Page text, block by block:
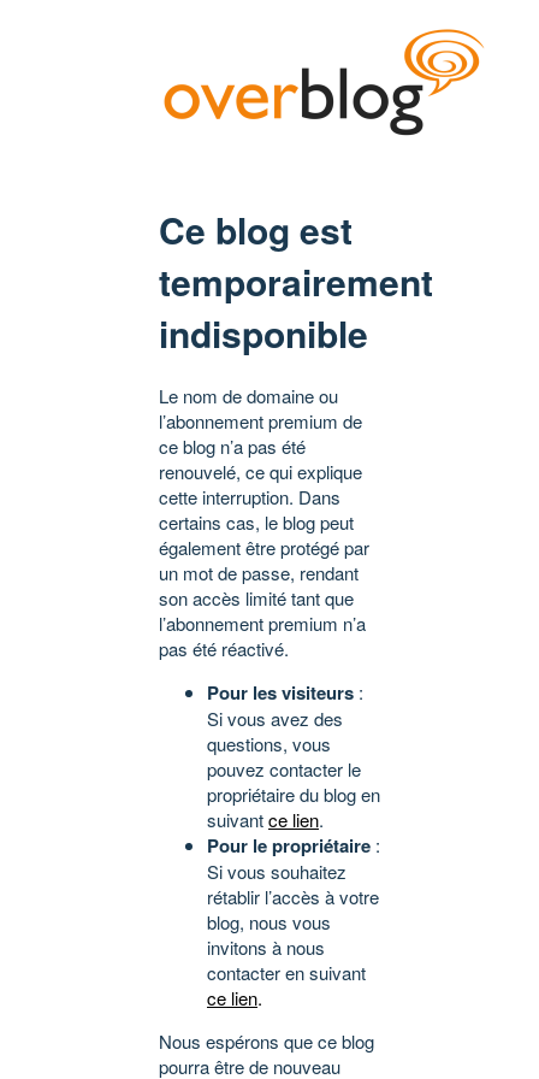
Ce blog est
temporairement
indisponible
Le nom de domaine ou
l’abonnement premium de
ce blog n’a pas été
renouvelé, ce qui explique
cette interruption. Dans
certains cas, le blog peut
également être protégé par
un mot de passe, rendant
son accès limité tant que
l’abonnement premium n’a
pas été réactivé.
Pour les visiteurs :
Si vous avez des
questions, vous
pouvez contacter le
propriétaire du blog en
suivantce lien.
Pour le propriétaire :
Si vous souhaitez
rétablir l’accès à votre
blog, nous vous
invitons à nous
contacter en suivant
ce lien.
Nous espérons que ce blog
pourra être de nouveau